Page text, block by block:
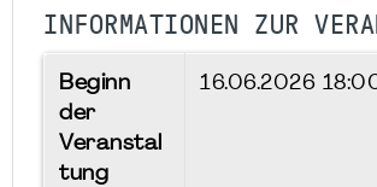
INFORMATIONEN ZUR
Beginn
der
Veranstal
tung
16.06.2026